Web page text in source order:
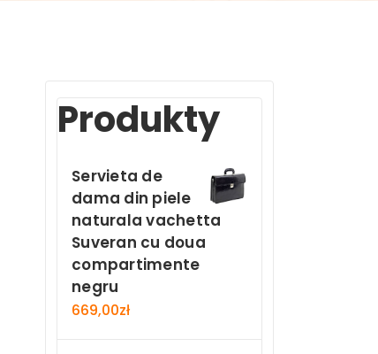
Produkty
Servieta de
dama din piele
naturala vachetta
Suveran cu doua
compartimente
negru
669,00zł